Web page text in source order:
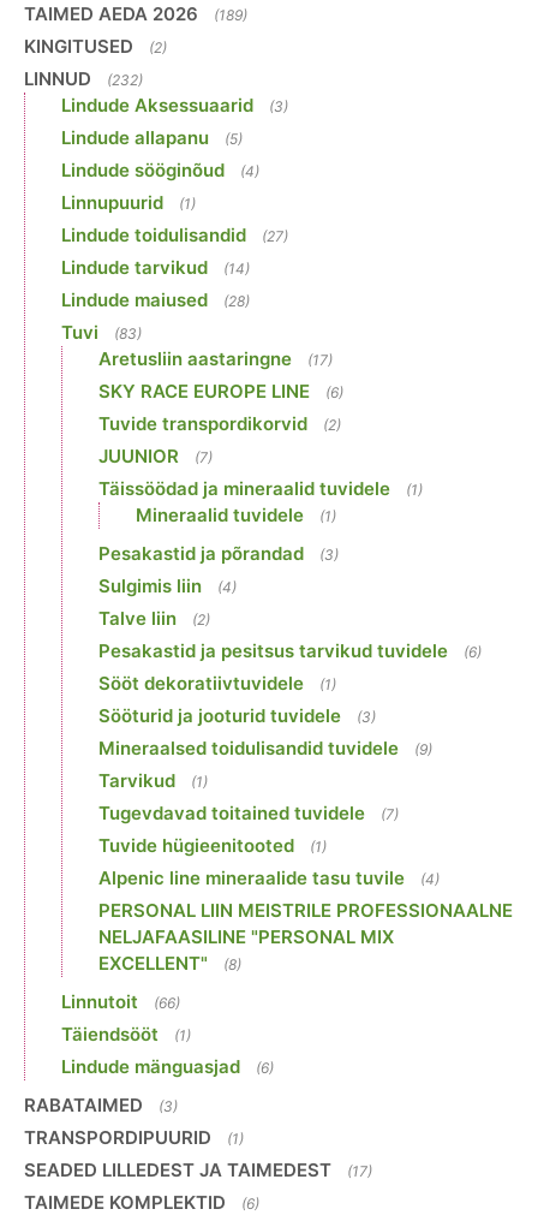
TAIMED AEDA 2026 (189)
KINGITUSED (2)
LINNUD (232)
Lindude Aksessuaarid (3)
Lindude allapanu (5)
Lindude sööginõud (4)
Linnupuurid (1)
Lindude toidulisandid (27)
Lindude tarvikud (14)
Lindude maiused (28)
Tuvi (83)
Aretusliin aastaringne (17)
SKY RACE EUROPE LINE (6)
Tuvide transpordikorvid (2)
JUUNIOR (7)
Täissöödad ja mineraalid tuvidele (1)
Mineraalid tuvidele (1)
Pesakastid ja põrandad (3)
Sulgimis liin (4)
Talve liin (2)
Pesakastid ja pesitsus tarvikud tuvidele (6)
Sööt dekoratiivtuvidele (1)
Sööturid ja jooturid tuvidele (3)
Mineraalsed toidulisandid tuvidele (9)
Tarvikud (1)
Tugevdavad toitained tuvidele (7)
Tuvide hügieenitooted (1)
Alpenic line mineraalide tasu tuvile (4)
PERSONAL LIIN MEISTRILE PROFESSIONAALNE
NELJAFAASILINE "PERSONAL MIX
EXCELLENT"
(8)
Linnutoit (66)
Täiendsööt (1)
Lindude mänguasjad (6)
RABATAIMED (3)
TRANSPORDIPUURID (1)
SEADED LILLEDEST JA TAIMEDEST (17)
TAIMEDE KOMPLEKTID (6)